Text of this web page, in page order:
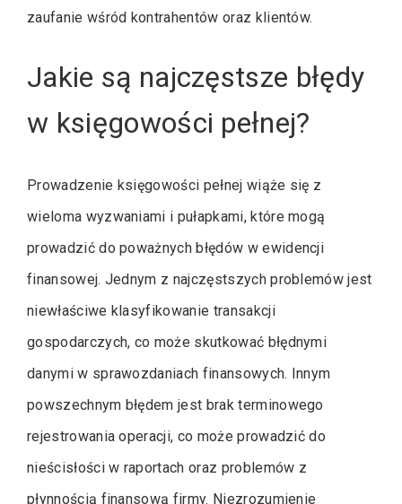
zaufanie wśród kontrahentów oraz klientów.
Jakie są najczęstsze błędy
w księgowości pełnej?
Prowadzenie księgowości pełnej wiąże się z
wieloma wyzwaniami i pułapkami, które mogą
prowadzić do poważnych błędów w ewidencji
finansowej. Jednym z najczęstszych problemów jest
niewłaściwe klasyfikowanie transakcji
gospodarczych, co może skutkować błędnymi
danymi w sprawozdaniach finansowych. Innym
powszechnym błędem jest brak terminowego
rejestrowania operacji, co może prowadzić do
nieścisłości w raportach oraz problemów z
płynnością finansową firmy. Niezrozumienie